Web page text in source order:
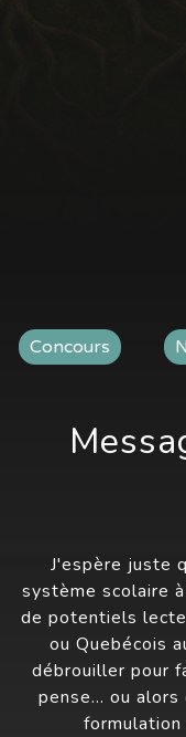
Concours
J'espère juste
système scolaire
de potentiels
ou Quebécois
débrouiller pour
pense... ou
formulation